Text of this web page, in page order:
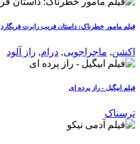
فیلم مامور خطرناک: داستان فریب رابرت فریگارد
اکشن, ماجراجویی, درام, راز آلود
فیلم ابیگیل - راز پرده ای
ترسناک